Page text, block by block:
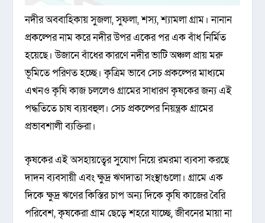
নদীর অববাহিকায় সুজলা, সুফলা, শস্য, শ্যামলা গ্রাম। নানান
প্রকল্পের নাম করে নদীর উপর একের পর এক বাঁধ নির্মিত
হয়েছে। উজানে বাঁধের কারণে নদীর ভাটি অঞ্চল প্রায় মরু
ভূমিতে পরিণত হচ্ছে। কৃত্রিম ভাবে সেচ প্রকল্পের মাধ্যমে
এখনও কৃষি কাজ চললেও গ্রামের সাধারণ কৃষকের জন্য এই
পদ্ধতিতে চাষ ব্যয়বহুল। সেচ প্রকল্পের নিয়ন্ত্রক গ্রামের
প্রভাবশালী ব্যক্তিরা।
কৃষকের এই অসহায়ত্বের সুযোগ নিয়ে রমরমা ব্যবসা করছে
দাদন ব্যবসায়ী এবং ক্ষুদ্র ঋণদাতা সংস্থাগুলো। গ্রামে এক
দিকে ক্ষুদ্র ঋণের কিস্তির চাপ অন্য দিকে কৃষি কাজের বৈরি
পরিবেশ, কৃষকেরা গ্রাম ছেড়ে শহরে যাচ্ছে, জীবনের মায়া না